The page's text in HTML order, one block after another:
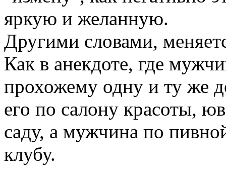
яркую и желанную.
Другими словами,
Как в анекдоте, где
прохожему одну и ту же
его по салону красоты,
саду, а мужчина по
клубу.